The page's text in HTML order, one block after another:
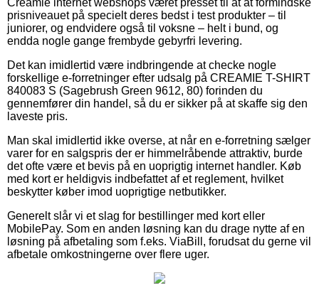
prisniveauet på specielt deres bedst i test produkter – til
juniorer, og endvidere også til voksne – helt i bund, og
endda nogle gange frembyde gebyrfri levering.
Det kan imidlertid være indbringende at checke nogle
forskellige e-forretninger efter udsalg på CREAMIE T-SHIRT
840083 S (Sagebrush Green 9612, 80) forinden du
gennemfører din handel, så du er sikker på at skaffe sig den
laveste pris.
Man skal imidlertid ikke overse, at når en e-forretning sælger
varer for en salgspris der er himmelråbende attraktiv, burde
det ofte være et bevis på en uoprigtig internet handler. Køb
med kort er heldigvis indbefattet af et reglement, hvilket
beskytter køber imod uoprigtige netbutikker.
Generelt slår vi et slag for bestillinger med kort eller
MobilePay. Som en anden løsning kan du drage nytte af en
løsning på afbetaling som f.eks. ViaBill, forudsat du gerne vil
afbetale omkostningerne over flere uger.